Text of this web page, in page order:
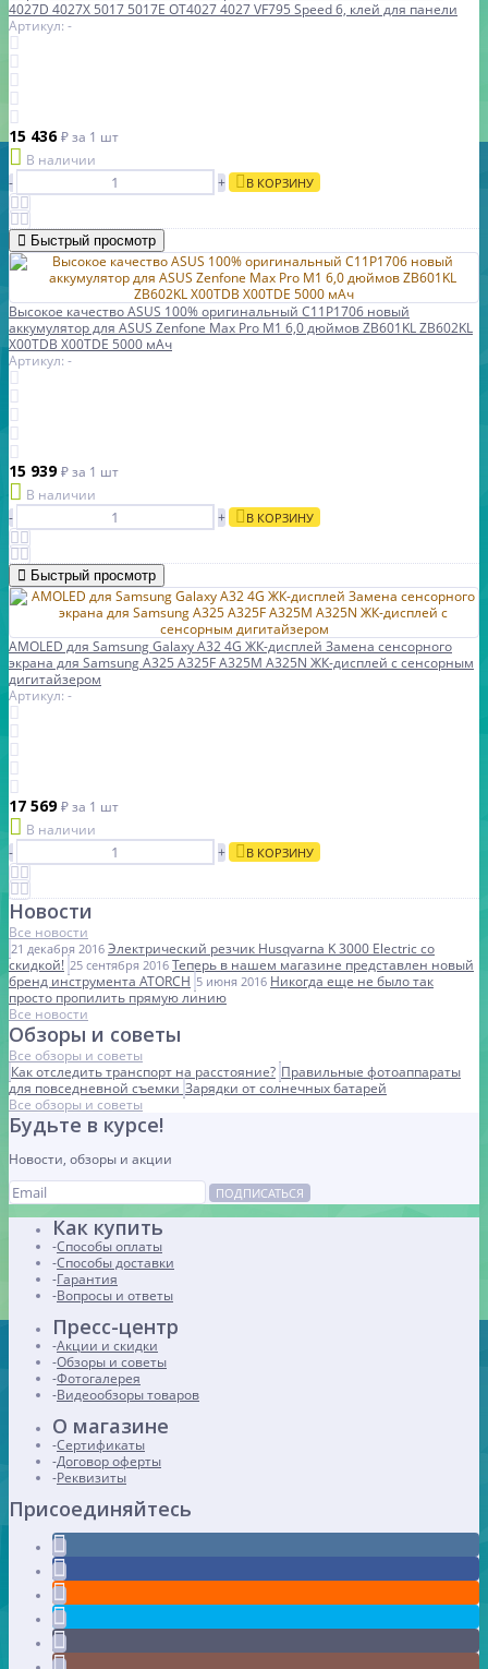
4027D 4027X 5017 5017E OT4027 4027 VF795 Speed 6, клей для панели
Артикул: -
15 436₽за 1 шт
В наличии
-
+ В КОРЗИНУ
Быстрый просмотр
Высокое качество ASUS 100% оригинальный C11P1706 новый
аккумулятор для ASUS Zenfone Max Pro M1 6,0 дюймов ZB601KL ZB602KL
X00TDB X00TDE 5000 мАч
Артикул: -
15 939₽за 1 шт
В наличии
-
+ В КОРЗИНУ
Быстрый просмотр
AMOLED для Samsung Galaxy A32 4G ЖК-дисплей Замена сенсорного
экрана для Samsung A325 A325F A325M A325N ЖК-дисплей с сенсорным
дигитайзером
Артикул: -
17 569₽за 1 шт
В наличии
-
+ В КОРЗИНУ
Новости
Все новости
21 декабря 2016 Электрический резчик Husqvarna K 3000 Electric со
скидкой! 25 сентября 2016 Теперь в нашем магазине представлен новый
бренд инструмента ATORCH 5 июня 2016 Никогда еще не было так
просто пропилить прямую линию
Все новости
Обзоры и советы
Все обзоры и советы
Как отследить транспорт на расстояние? Правильные фотоаппараты
для повседневной съемки Зарядки от солнечных батарей
Все обзоры и советы
Будьте в курсе!
Новости, обзоры и акции
ПОДПИСАТЬСЯ
Как купить
Способы оплаты
Способы доставки
Гарантия
Вопросы и ответы
Пресс-центр
Акции и скидки
Обзоры и советы
Фотогалерея
Видеообзоры товаров
О магазине
Сертификаты
Договор оферты
Реквизиты
Присоединяйтесь